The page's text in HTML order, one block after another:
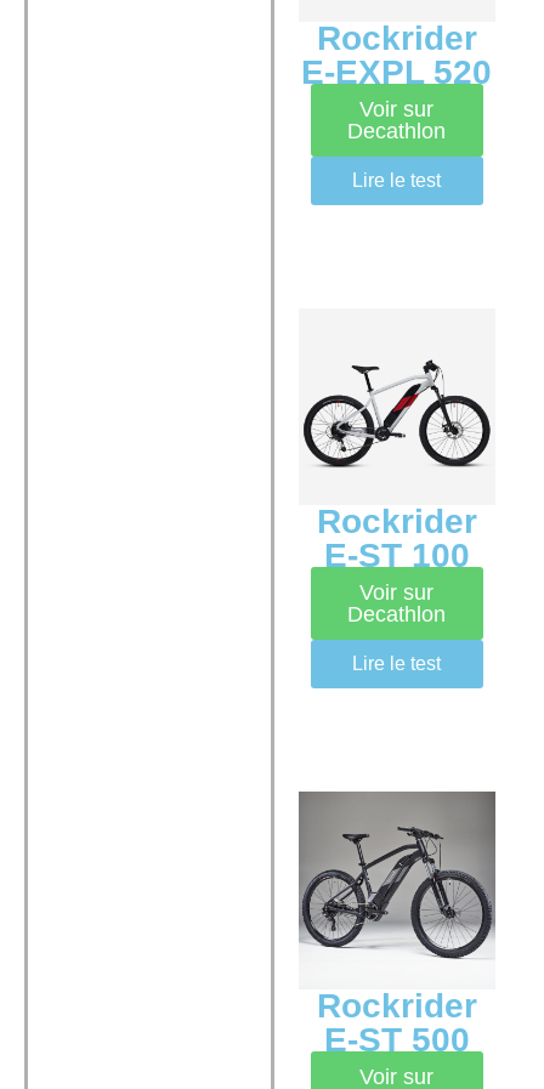
Rockrider
E-EXPL 520
Voir sur
Decathlon
Lire le test
Rockrider
E-ST 100
Voir sur
Decathlon
Lire le test
Rockrider
E-ST 500
Voir sur